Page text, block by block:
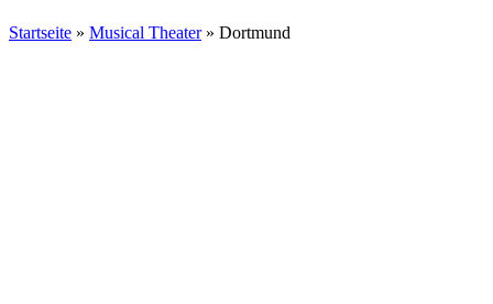
Startseite » Musical Theater» Dortmund